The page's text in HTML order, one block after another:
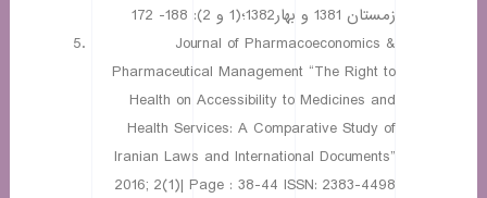
زمستان 1381 و بهار1382؛(1 و 2): 188- 172
Journal of Pharmacoeconomics &
Pharmaceutical Management “The Right to
Health on Accessibility to Medicines and
Health Services: A Comparative Study of
Iranian Laws and International Documents”
2016; 2(1)| Page : 38-44 ISSN: 2383-4498